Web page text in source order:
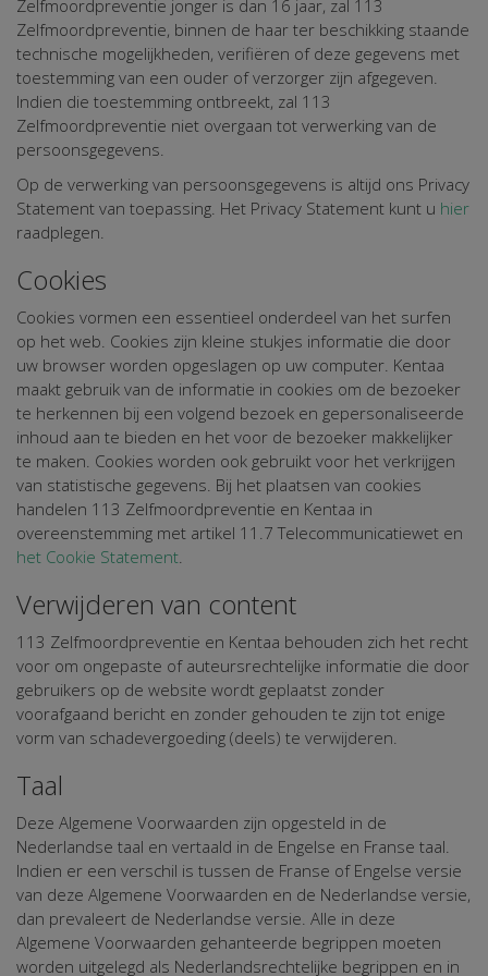
Zelfmoordpreventie jonger is dan 16 jaar, zal 113
Zelfmoordpreventie, binnen de haar ter beschikking staande
technische mogelijkheden, verifiëren of deze gegevens met
toestemming van een ouder of verzorger zijn afgegeven.
Indien die toestemming ontbreekt, zal 113
Zelfmoordpreventie niet overgaan tot verwerking van de
persoonsgegevens.
Op de verwerking van persoonsgegevens is altijd ons Privacy
Statement van toepassing. Het Privacy Statement kunt u hier
raadplegen.
Cookies
Cookies vormen een essentieel onderdeel van het surfen
op het web. Cookies zijn kleine stukjes informatie die door
uw browser worden opgeslagen op uw computer. Kentaa
maakt gebruik van de informatie in cookies om de bezoeker
te herkennen bij een volgend bezoek en gepersonaliseerde
inhoud aan te bieden en het voor de bezoeker makkelijker
te maken. Cookies worden ook gebruikt voor het verkrijgen
van statistische gegevens. Bij het plaatsen van cookies
handelen 113 Zelfmoordpreventie en Kentaa in
overeenstemming met artikel 11.7 Telecommunicatiewet en
het Cookie Statement
Verwijderen van content
113 Zelfmoordpreventie en Kentaa behouden zich het recht
voor om ongepaste of auteursrechtelijke informatie die door
gebruikers op de website wordt geplaatst zonder
voorafgaand bericht en zonder gehouden te zijn tot enige
vorm van schadevergoeding (deels) te verwijderen.
Taal
Deze Algemene Voorwaarden zijn opgesteld in de
Nederlandse taal en vertaald in de Engelse en Franse taal.
Indien er een verschil is tussen de Franse of Engelse versie
van deze Algemene Voorwaarden en de Nederlandse versie,
dan prevaleert de Nederlandse versie. Alle in deze
Algemene Voorwaarden gehanteerde begrippen moeten
worden uitgelegd als Nederlandsrechtelijke begrippen en in